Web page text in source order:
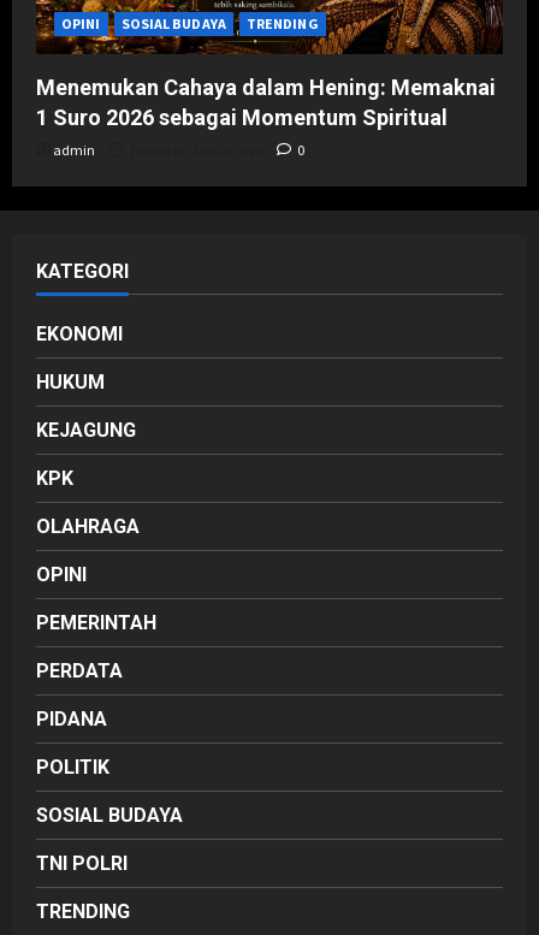
OPINI SOSIAL BUDAYA TRENDING
Menemukan Cahaya dalam Hening: Memaknai
1 Suro 2026 sebagai Momentum Spiritual
admin 0
KATEGORI
EKONOMI
HUKUM
KEJAGUNG
KPK
OLAHRAGA
OPINI
PEMERINTAH
PERDATA
PIDANA
POLITIK
SOSIAL BUDAYA
TNI POLRI
TRENDING